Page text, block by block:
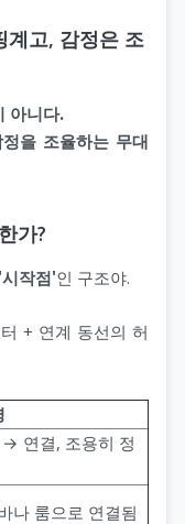
계고, 감정은 조
아니다.
을 조율하는 무대
가?
작점'인 구조야.
+ 연계 동선의 허
연결, 조용히 정
나 룸으로 연결됨